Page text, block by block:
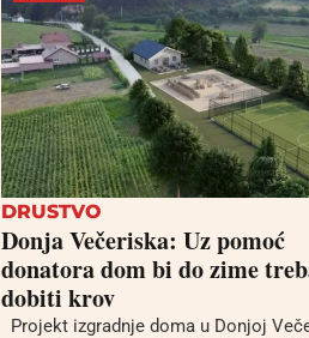
DRUSTVO
Donja Večeriska: Uz pomoć
donatora dom bi do zime
dobiti krov
Projekt izgradnje doma u Donjoj